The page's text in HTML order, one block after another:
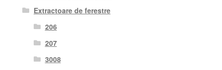
Extractoare de ferestre
206
207
3008